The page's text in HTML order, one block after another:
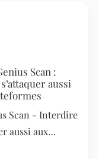
Scan :
aussi
Scan - Interdire
aussi aux…